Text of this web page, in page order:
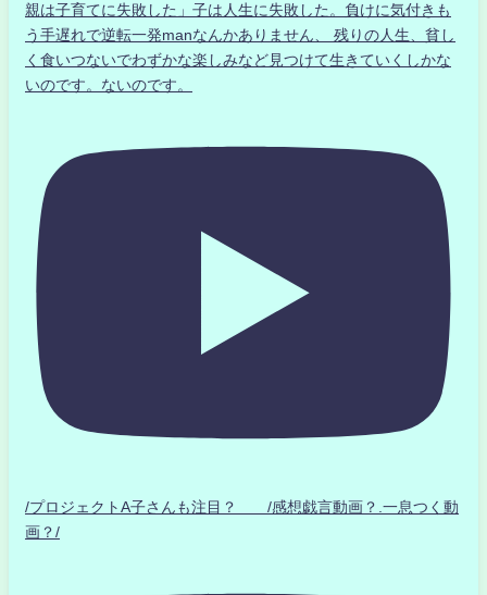
親は子育てに失敗した」子は人生に失敗した。負けに気付きも
う手遅れで逆転一発manなんかありません、 残りの人生、貧し
く食いつないでわずかな楽しみなど見つけて生きていくしかな
いのです。ないのです。
/プロジェクトA子さんも注目？ /感想戯言動画？.一息つく動
画？/